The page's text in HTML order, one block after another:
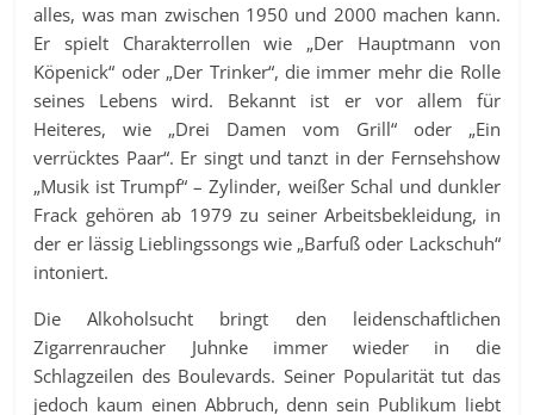
alles, was man zwischen 1950 und 2000 machen kann.
Er spielt Charakterrollen wie „Der Hauptmann von
Köpenick“ oder „Der Trinker“, die immer mehr die Rolle
seines Lebens wird. Bekannt ist er vor allem für
Heiteres, wie „Drei Damen vom Grill“ oder „Ein
verrücktes Paar“. Er singt und tanzt in der Fernsehshow
„Musik ist Trumpf“ – Zylinder, weißer Schal und dunkler
Frack gehören ab 1979 zu seiner Arbeitsbekleidung, in
der er lässig Lieblingssongs wie „Barfuß oder Lackschuh“
intoniert.
Die Alkoholsucht bringt den leidenschaftlichen
Zigarrenraucher Juhnke immer wieder in die
Schlagzeilen des Boulevards. Seiner Popularität tut das
jedoch kaum einen Abbruch, denn sein Publikum liebt